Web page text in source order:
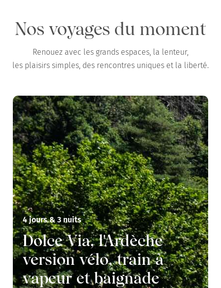
Nos voyages du moment
Renouez avec les grands espaces, la lenteur,
les plaisirs simples, des rencontres uniques et la liberté.
4 jours & 3 nuits
Dolce Via, l'Ardèche
version vélo, train à
vapeur et baignade